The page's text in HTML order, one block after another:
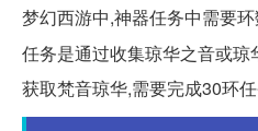
梦幻西游中,神器任务中需要
任务是通过收集琼华之音或
获取梵音琼华,需要完成30环任